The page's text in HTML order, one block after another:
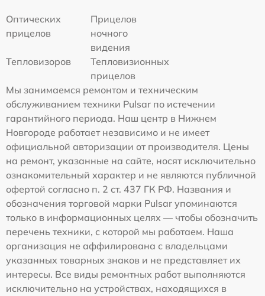
Оптических
прицелов
Прицелов
ночного
видения
Тепловизоров
Тепловизионных
прицелов
Мы занимаемся ремонтом и техническим
обслуживанием техники Pulsar по истечении
гарантийного периода. Наш центр в Нижнем
Новгороде работает независимо и не имеет
официальной авторизации от производителя. Цены
на ремонт, указанные на сайте, носят исключительно
ознакомительный характер и не являются публичной
офертой согласно п. 2 ст. 437 ГК РФ. Названия и
обозначения торговой марки Pulsar упоминаются
только в информационных целях — чтобы обозначить
перечень техники, с которой мы работаем. Наша
организация не аффилирована с владельцами
указанных товарных знаков и не представляет их
интересы. Все виды ремонтных работ выполняются
исключительно на устройствах, находящихся в